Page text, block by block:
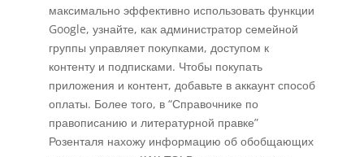
максимально эффективно использовать функции
Google, узнайте, как администратор семейной
группы управляет покупками, доступом к
контенту и подписками. Чтобы покупать
приложения и контент, добавьте в аккаунт способ
оплаты. Более того, в “Справочнике по
правописанию и литературной правке”
Розенталя нахожу информацию об обобщающих